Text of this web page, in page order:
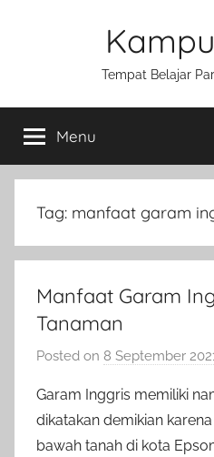
Tempat Belajar
Menu
Tag: manfaat garam
Manfaat Garam
Tanaman
Posted on 8 September
Garam Inggris memiliki
dikatakan demikian
bawah tanah di kota